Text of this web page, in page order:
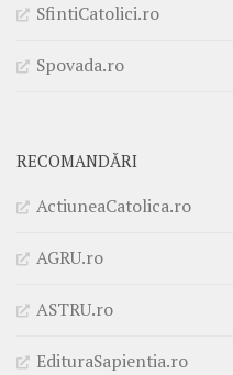
SfintiCatolici.ro
Spovada.ro
RECOMANDĂRI
ActiuneaCatolica.ro
AGRU.ro
ASTRU.ro
EdituraSapientia.ro